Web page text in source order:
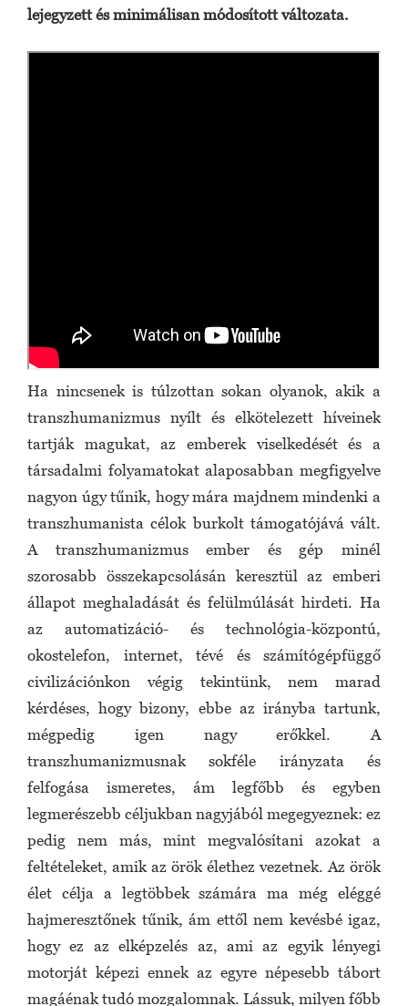
lejegyzett és minimálisan módosított változata.
Ha nincsenek is túlzottan sokan olyanok, akik a
transzhumanizmus nyílt és elkötelezett híveinek
tartják magukat, az emberek viselkedését és a
társadalmi folyamatokat alaposabban megfigyelve
nagyon úgy tűnik, hogy mára majdnem mindenki a
transzhumanista célok burkolt támogatójává vált.
A transzhumanizmus ember és gép minél
szorosabb összekapcsolásán keresztül az emberi
állapot meghaladását és felülmúlását hirdeti. Ha
az automatizáció- és technológia-központú,
okostelefon, internet, tévé és számítógépfüggő
civilizációnkon végig tekintünk, nem marad
kérdéses, hogy bizony, ebbe az irányba tartunk,
mégpedig igen nagy erőkkel. A
transzhumanizmusnak sokféle irányzata és
felfogása ismeretes, ám legfőbb és egyben
legmerészebb céljukban nagyjából megegyeznek: ez
pedig nem más, mint megvalósítani azokat a
feltételeket, amik az örök élethez vezetnek. Az örök
élet célja a legtöbbek számára ma még eléggé
hajmeresztőnek tűnik, ám ettől nem kevésbé igaz,
hogy ez az elképzelés az, ami az egyik lényegi
motorját képezi ennek az egyre népesebb tábort
magáénak tudó mozgalomnak. Lássuk, milyen főbb